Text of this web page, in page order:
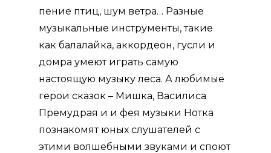
пение птиц, шум ветра… Разные
музыкальные инструменты, такие
как балалайка, аккордеон, гусли и
домра умеют играть самую
настоящую музыку леса. А любимые
герои сказок – Мишка, Василиса
Премудрая и и фея музыки Нотка
познакомят юных слушателей с
этими волшебными звуками и споют